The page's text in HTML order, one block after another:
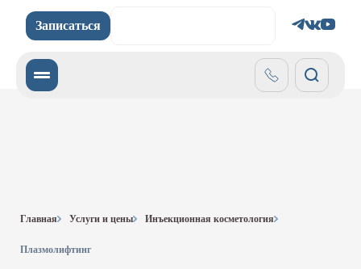
Записаться
Записаться
Главная Услуги и цены Инъекционная косметология
Плазмолифтинг